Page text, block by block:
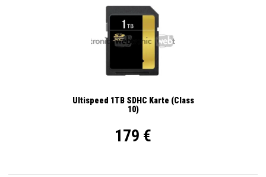
Ultispeed 1TB SDHC Karte (Class
10)
179 €